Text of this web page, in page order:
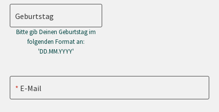
Geburtstag
Bitte gib Deinen Geburtstag im
folgenden Format an:
'DD.MM.YYYY'
E-Mail